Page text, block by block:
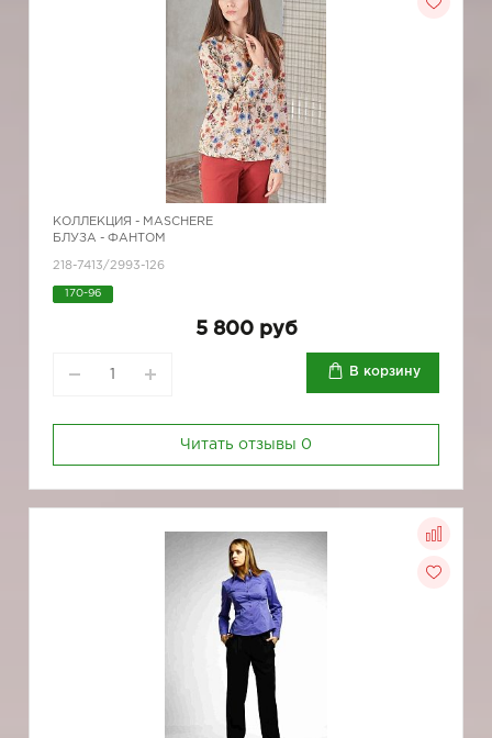
КОЛЛЕКЦИЯ - MASCHERE
БЛУЗА - ФАНТОМ
218-7413/2993-126
170-96
5 800 руб
В корзину
Читать отзывы 0